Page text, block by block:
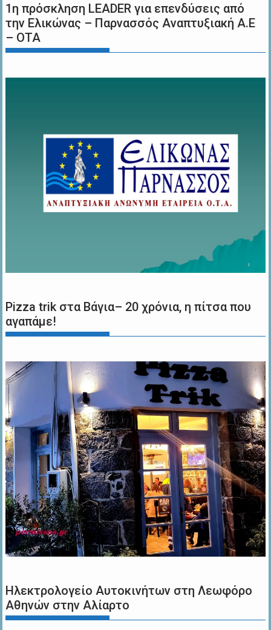
1η πρόσκληση LEADER για επενδύσεις από
την Ελικώνας – Παρνασσός Αναπτυξιακή Α.Ε
– ΟΤΑ
Pizza trik στα Βάγια– 20 χρόνια, η πίτσα που
αγαπάμε!
Ηλεκτρολογείο Αυτοκινήτων στη Λεωφόρο
Αθηνών στην Αλίαρτο